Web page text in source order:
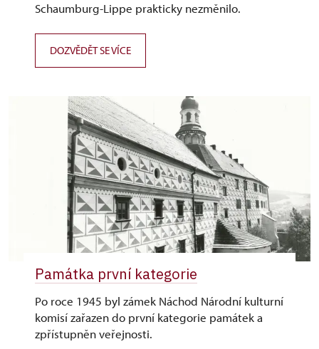
Schaumburg-Lippe prakticky nezměnilo.
DOZVĚDĚT SE VÍCE
Památka první kategorie
Po roce 1945 byl zámek Náchod Národní kulturní
komisí zařazen do první kategorie památek a
zpřístupněn veřejnosti.